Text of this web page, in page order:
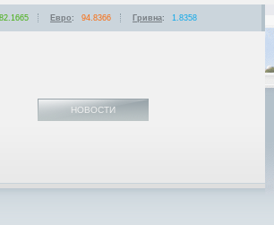
НОВОСТИ
82.1665 Евро: 94.8366 Гривна: 1.8358